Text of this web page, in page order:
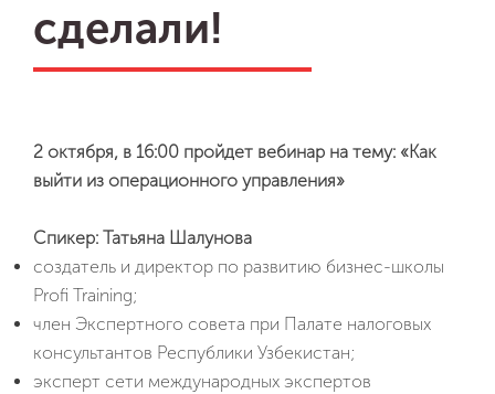
сделали!
2 октября, в 16:00 пройдет вебинар на тему: «Как
выйти из операционного управления»
Спикер: Татьяна Шалунова
создатель и директор по развитию бизнес-школы
Profi Training;
член Экспертного совета при Палате налоговых
консультантов Республики Узбекистан;
эксперт сети международных экспертов